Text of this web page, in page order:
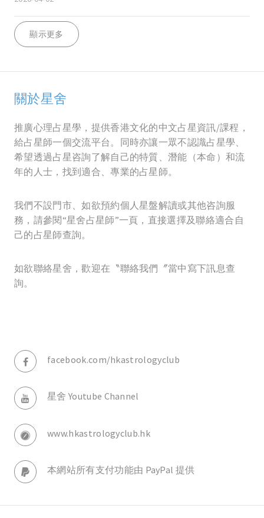
顯示更多
關於星舍
推廣心理占星學，提供香港文化的中文占星資訊/課程，
給占星師一個交流平台。同時亦讓一眾不認識占星學、
希望透過占星咨詢了解自己的特質、潛能（本命）和流
年的人士，找到適合、專業的占星師。
我們不設門市、如欲預約個人星盤解讀或其他咨詢服
務，請參閱“星舍占星師”一頁，直接選擇及聯絡適合自
己的占星師查詢。
如欲聯絡星舍，歡迎在〝聯絡我們〞當中寫下訊息查
詢。
facebook.com/hkastrologyclub
星舍 Youtube Channel
www.hkastrologyclub.hk
本網站所有支付功能由 PayPal 提供